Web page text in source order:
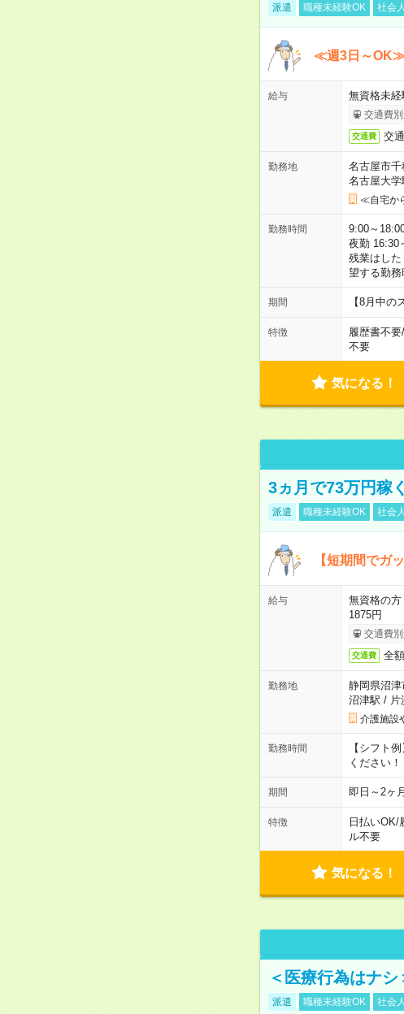
派遣 職種未経験OK 社会
≪週3日～OK≫
給与 無資格未
交通費
交通費 交
勤務地
名古屋市千
名古屋大学
≪自宅か
勤務時間
9:00～
夜勤 16:30
残業はし
望する勤務
期間 【8月中
特徴 履歴書不要/
不要
気になる！
3ヵ月で73万円稼
派遣 職種未経験OK 社会
【短期間でガ
給与
無資格の
1875円
交通費
交通費 全
勤務地
静岡県沼津
沼津駅 / 片
介護施設
勤務時間
【シフト
ください！
期間 即日～2ヶ
特徴 日払いOK/
ル不要
気になる！
＜医療行為はナ
派遣 職種未経験OK 社会